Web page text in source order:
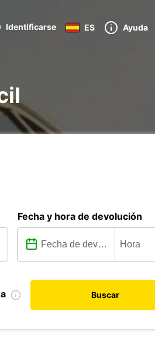
Identificarse ES Ayuda
Fecha y hora de devolución
Buscar